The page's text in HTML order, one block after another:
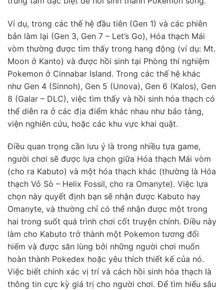
Ví dụ, trong các thế hệ đầu tiên (Gen 1) và các phiên
bản làm lại (Gen 3, Gen 7 – Let’s Go), Hóa thạch Mái
vòm thường được tìm thấy trong hang động (ví dụ: Mt.
Moon ở Kanto) và được hồi sinh tại Phòng thí nghiệm
Pokemon ở Cinnabar Island. Trong các thế hệ khác
như Gen 4 (Sinnoh), Gen 5 (Unova), Gen 6 (Kalos), Gen
8 (Galar – DLC), việc tìm thấy và hồi sinh hóa thạch có
thể diễn ra ở các địa điểm khác nhau như bảo tàng,
viện nghiên cứu, hoặc các khu vực khai quật.
Điều quan trọng cần lưu ý là trong nhiều tựa game,
người chơi sẽ được lựa chọn giữa Hóa thạch Mái vòm
(cho ra Kabuto) và một hóa thạch khác (thường là Hóa
thạch Vỏ Sò – Helix Fossil, cho ra Omanyte). Việc lựa
chọn này quyết định bạn sẽ nhận được Kabuto hay
Omanyte, và thường chỉ có thể nhận được một trong
hai trong suốt quá trình chơi cốt truyện chính. Điều này
làm cho Kabuto trở thành một Pokemon tương đối
hiếm và được săn lùng bởi những người chơi muốn
hoàn thành Pokedex hoặc yêu thích thiết kế của nó.
Việc biết chính xác vị trí và cách hồi sinh hóa thạch là
thông tin cực kỳ giá trị cho người chơi. Để tìm hiểu sâu